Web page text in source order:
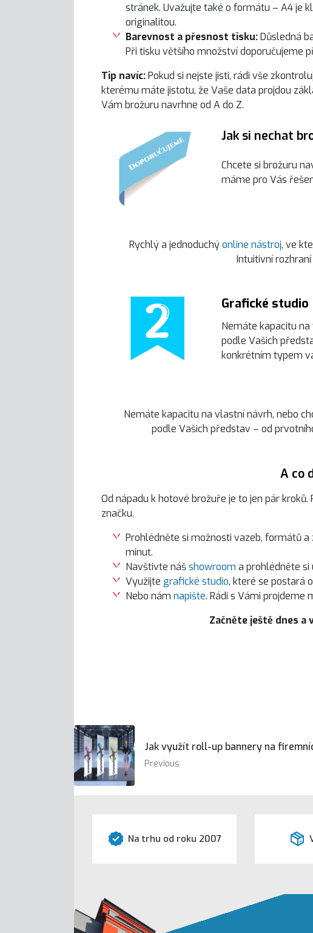
stránek. Uvažujte také o formátu – A4 je
originalitou.
Barevnost a přesnost tisku:Důsledná
Při tisku většího množství doporučujeme
Tip navíc:Pokud si nejste jisti, rádi vše
kterému máte jistotu, že Vaše data projdou
Vám brožuru navrhne od A do Z.
Jak si nechat
Chcete si brožuru
máme pro Vás
Rychlý a jednoduchýonline nástroj, ve
Intuitivní
Grafické studio
Nemáte kapacitu
podle Vašich
konkrétním typem
Nemáte kapacitu na vlastní návrh, nebo
podle Vašich představ – od
A co
Od nápadu k hotové brožuře je to jen pár
značku.
Prohlédněte si možnosti vazeb, formátů a
minut.
Navštivte nášshowroom a prohlédněte si
Využijte grafické studio, které se postará
Nebo nám napište. Rádi s Vámi projdeme
Začněte ještě dnes
Jak využít roll-up bannery na
Previous
Na trhu od roku 2007